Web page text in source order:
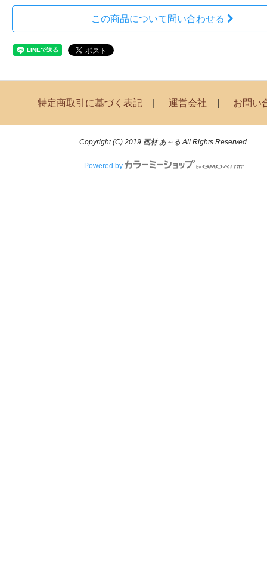
この商品について問い合わせる
特定商取引に基づく表記 運営会社 お問い
Copyright (C) 2019 画材 あ～る All Rights Reserved.
Powered by